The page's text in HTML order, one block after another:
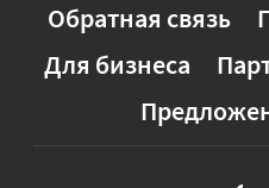
Обратная связь
Для бизнеса